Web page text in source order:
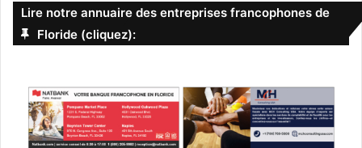
Lire notre annuaire des entreprises francophones de
Floride (cliquez):